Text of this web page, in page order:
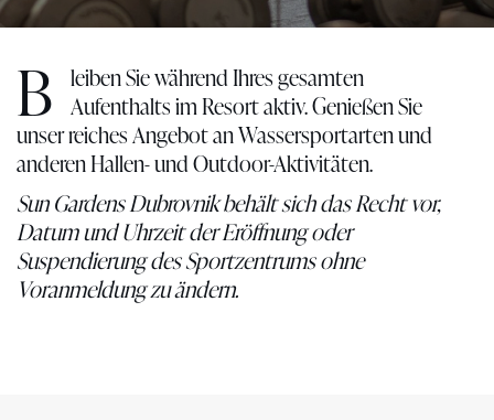
B
leiben Sie während Ihres gesamten
Aufenthalts im Resort aktiv. Genießen Sie
unser reiches Angebot an Wassersportarten und
anderen Hallen- und Outdoor-Aktivitäten.
Sun Gardens Dubrovnik behält sich das Recht vor,
Datum und Uhrzeit der Eröffnung oder
Suspendierung des Sportzentrums ohne
Voranmeldung zu ändern.